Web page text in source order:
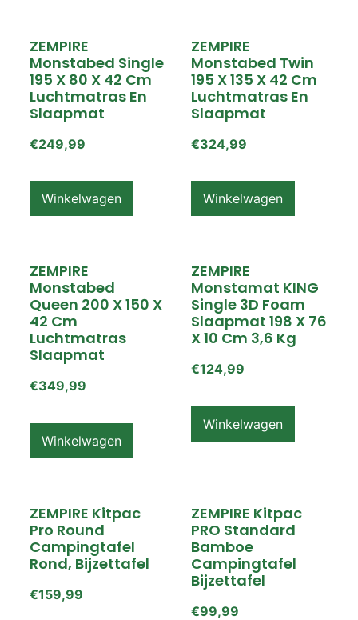
ZEMPIRE
Monstabed Single
195 X 80 X 42 Cm
Luchtmatras En
Slaapmat
€249,99
Winkelwagen
ZEMPIRE
Monstabed Twin
195 X 135 X 42 Cm
Luchtmatras En
Slaapmat
€324,99
Winkelwagen
ZEMPIRE
Monstabed
Queen 200 X 150 X
42 Cm
Luchtmatras
Slaapmat
€349,99
Winkelwagen
ZEMPIRE
Monstamat KING
Single 3D Foam
Slaapmat 198 X 76
X 10 Cm 3,6 Kg
€124,99
Winkelwagen
ZEMPIRE Kitpac
Pro Round
Campingtafel
Rond, Bijzettafel
€159,99
ZEMPIRE Kitpac
PRO Standard
Bamboe
Campingtafel
Bijzettafel
€99,99